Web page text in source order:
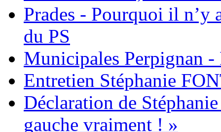
Prades - Pourquoi il n’y
du PS
Municipales Perpignan -
Entretien Stéphanie
Déclaration de
gauche vraiment ! »